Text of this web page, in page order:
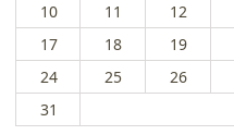
10
11 12
17
18 19
24
25 26
31